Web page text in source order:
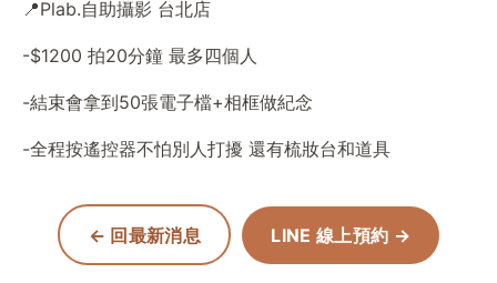
📍Plab.自助攝影 台北店
-$1200 拍20分鐘 最多四個人
-結束會拿到50張電子檔+相框做紀念
-全程按遙控器不怕別人打擾 還有梳妝台和道具
← 回最新消息 LINE 線上預約 →